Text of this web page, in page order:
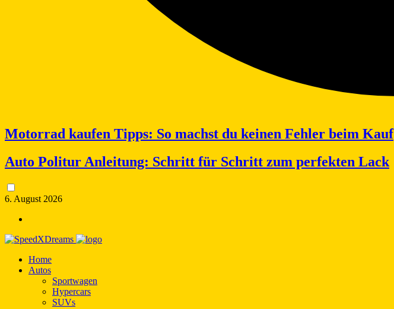
Motorrad kaufen Tipps: So machst du keinen Fehler beim Kauf
Auto Politur Anleitung: Schritt für Schritt zum perfekten Lack
6. August 2026
Home
Autos
Sportwagen
Hypercars
SUVs